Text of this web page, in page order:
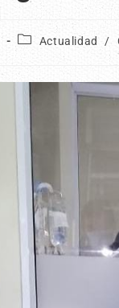
Actualidad /